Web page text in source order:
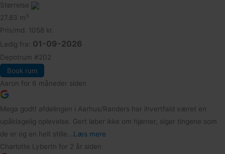
Størrelse
27.83 m3
Pris/md.
1058 kr.
Ledig fra: 01-09-2026
Depotrum #202
Book rum
Aaron for 6 måneder siden
Mega godt! afdelingen i Aarhus/Randers har ihvertfald været en
upåklagelig oplevelse. Gert løber ikke om hjørner, siger tingene som
de er og en helt stille... Læs mere
Charlotte Lyberth for 2 år siden